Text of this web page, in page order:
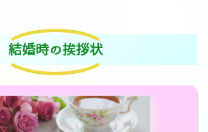
結婚時の挨拶状